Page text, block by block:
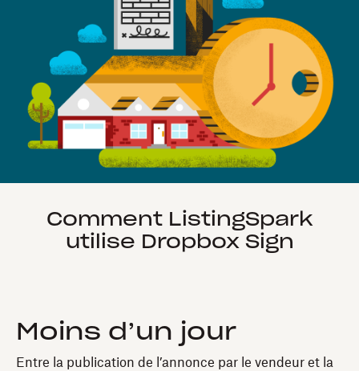
Comment ListingSpark
utilise Dropbox Sign
Moins d’un jour
Entre la publication de l’annonce par le vendeur et la